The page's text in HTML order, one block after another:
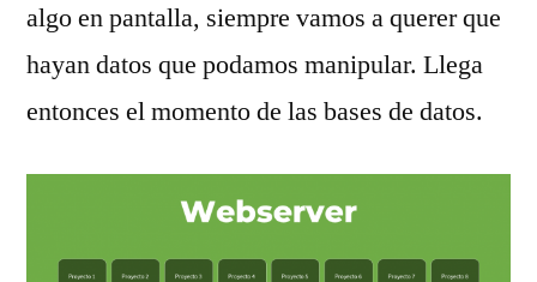
algo en pantalla, siempre vamos a querer que
hayan datos que podamos manipular. Llega
entonces el momento de las bases de datos.